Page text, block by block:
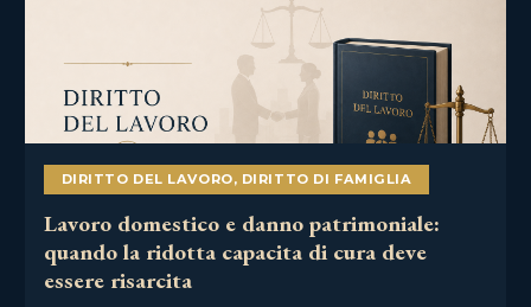
DIRITTO DEL LAVORO, DIRITTO DI FAMIGLIA
Lavoro domestico e danno patrimoniale:
quando la ridotta capacita di cura deve
essere risarcita